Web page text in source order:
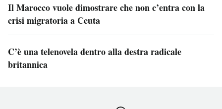
Il Marocco vuole dimostrare che non c’entra con la
crisi migratoria a Ceuta
C’è una telenovela dentro alla destra radicale
britannica